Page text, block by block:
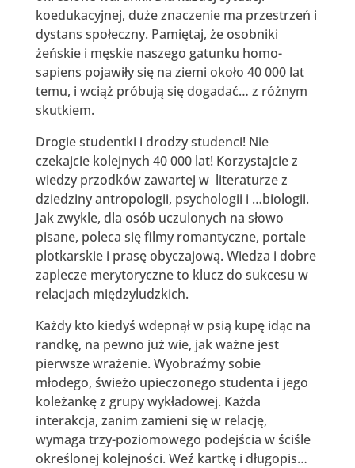
koedukacyjnej, duże znaczenie ma przestrzeń i
dystans społeczny. Pamiętaj, że osobniki
żeńskie i męskie naszego gatunku homo-
sapiens pojawiły się na ziemi około 40 000 lat
temu, i wciąż próbują się dogadać… z różnym
skutkiem.
Drogie studentki i drodzy studenci! Nie
czekajcie kolejnych 40 000 lat! Korzystajcie z
wiedzy przodków zawartej w literaturze z
dziedziny antropologii, psychologii i …biologii.
Jak zwykle, dla osób uczulonych na słowo
pisane, poleca się filmy romantyczne, portale
plotkarskie i prasę obyczajową. Wiedza i dobre
zaplecze merytoryczne to klucz do sukcesu w
relacjach międzyludzkich.
Każdy kto kiedyś wdepnął w psią kupę idąc na
randkę, na pewno już wie, jak ważne jest
pierwsze wrażenie. Wyobraźmy sobie
młodego, świeżo upieczonego studenta i jego
koleżankę z grupy wykładowej. Każda
interakcja, zanim zamieni się w relację,
wymaga trzy-poziomowego podejścia w ściśle
określonej kolejności. Weź kartkę i długopis…